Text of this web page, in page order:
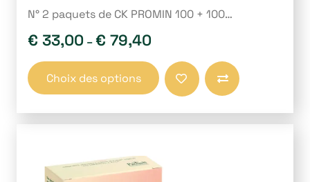
N° 2 paquets de CK PROMIN 100 + 100…
€ 33,00 –€ 79,40
Choix des options
Ce
produit
plusieurs